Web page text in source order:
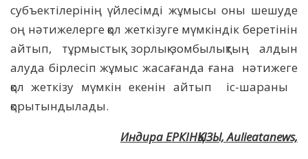
субъектілерінің үйлесімді жұмысы оны шешуде
оң нәтижелерге қол жеткізуге мүмкіндік беретінін
айтып, тұрмыстық зорлық-зомбылықтың алдын
алуда бірлесіп жұмыс жасағанда ғана нәтижеге
қол жеткізу мүмкін екенін айтып іс-шараны
қорытындылады.
Индира ЕРКІНҚЫЗЫ, Aulieatanews,